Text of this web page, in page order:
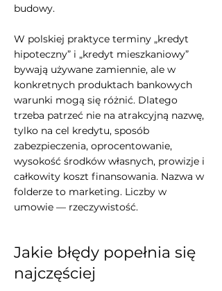
budowy.
W polskiej praktyce terminy „kredyt
hipoteczny” i „kredyt mieszkaniowy”
bywają używane zamiennie, ale w
konkretnych produktach bankowych
warunki mogą się różnić. Dlatego
trzeba patrzeć nie na atrakcyjną nazwę,
tylko na cel kredytu, sposób
zabezpieczenia, oprocentowanie,
wysokość środków własnych, prowizje i
całkowity koszt finansowania. Nazwa w
folderze to marketing. Liczby w
umowie — rzeczywistość.
Jakie błędy popełnia się
najczęściej